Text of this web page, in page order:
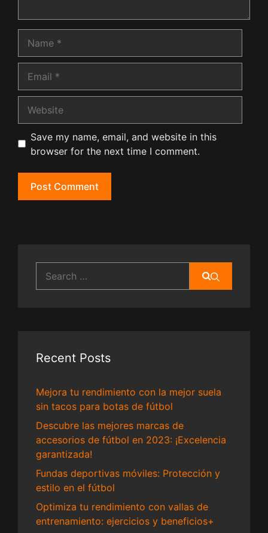
Save my name, email, and website in this
browser for the next time I comment.
for:
Recent Posts
Mejora tu rendimiento con la mejor suela
sin tacos para botas de fútbol
Descubre las mejores marcas de
accesorios de fútbol en 2023: ¡Excelencia
garantizada!
Fundas deportivas móviles: Protección y
estilo en el fútbol
Optimiza tu rendimiento con vallas de
entrenamiento: ejercicios y beneficios+